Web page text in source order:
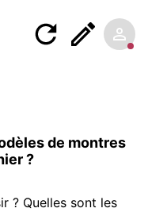
de montres
?
? Quelles sont les